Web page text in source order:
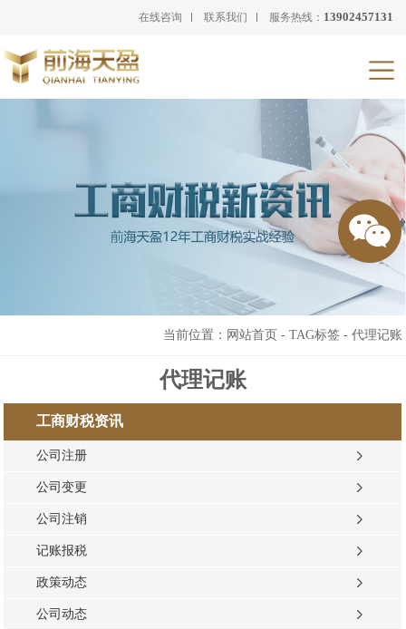
在线咨询 联系我们 服务热线： 13902457131
当前位置： 网站首页 - TAG标签- 代理记账
代理记账
工商财税资讯
公司注册
公司变更
公司注销
记账报税
政策动态
公司动态